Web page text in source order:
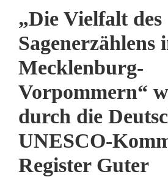
„Die Vielfalt des
Sagenerzählens
Mecklenburg-
Vorpommern“
durch die
UNESCO-
Register Guter